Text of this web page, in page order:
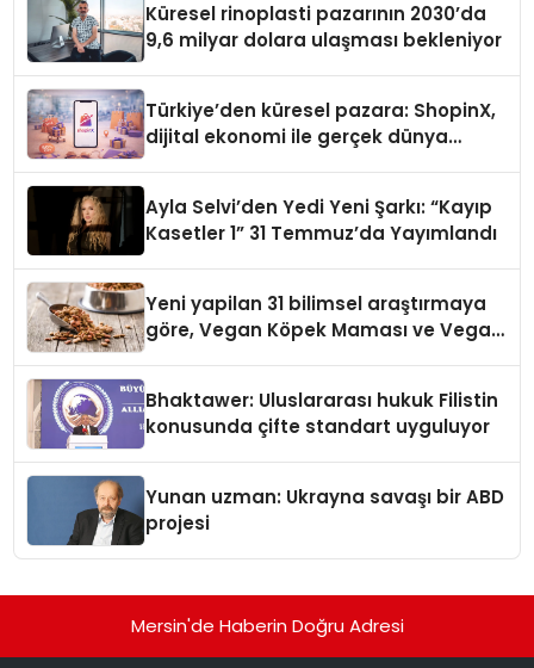
Küresel rinoplasti pazarının 2030’da
9,6 milyar dolara ulaşması bekleniyor
Türkiye’den küresel pazara: ShopinX,
dijital ekonomi ile gerçek dünya
Ayla Selvi’den Yedi Yeni Şarkı: “Kayıp
Kasetler 1” 31 Temmuz’da Yayımlandı
Yeni yapilan 31 bilimsel araştırmaya
göre, Vegan Köpek Maması ve Vegan
Bhaktawer: Uluslararası hukuk Filistin
konusunda çifte standart uyguluyor
Yunan uzman: Ukrayna savaşı bir ABD
projesi
Mersin'de Haberin Doğru Adresi